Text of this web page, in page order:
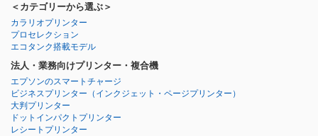
＜カテゴリーから選ぶ＞
カラリオプリンター
プロセレクション
エコタンク搭載モデル
法人・業務向けプリンター・複合機
エプソンのスマートチャージ
ビジネスプリンター （インクジェット・ページプリンター）
大判プリンター
ドットインパクトプリンター
レシートプリンター